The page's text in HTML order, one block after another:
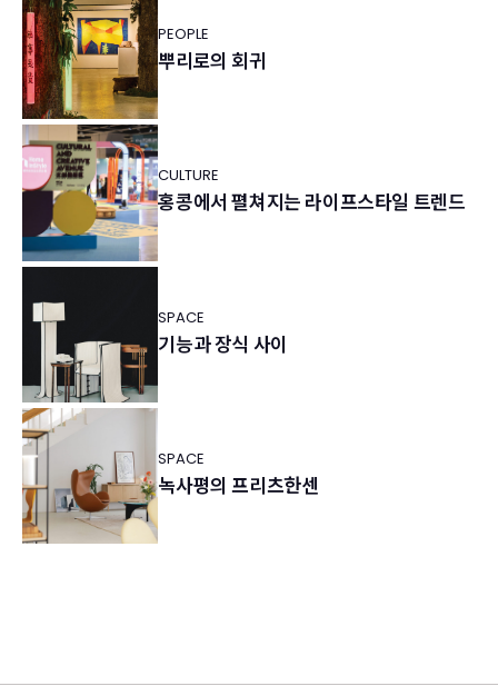
PEOPLE
뿌리로의 회귀
CULTURE
홍콩에서 펼쳐지는 라이프스타일 트렌드
SPACE
기능과 장식 사이
SPACE
녹사평의 프리츠한센